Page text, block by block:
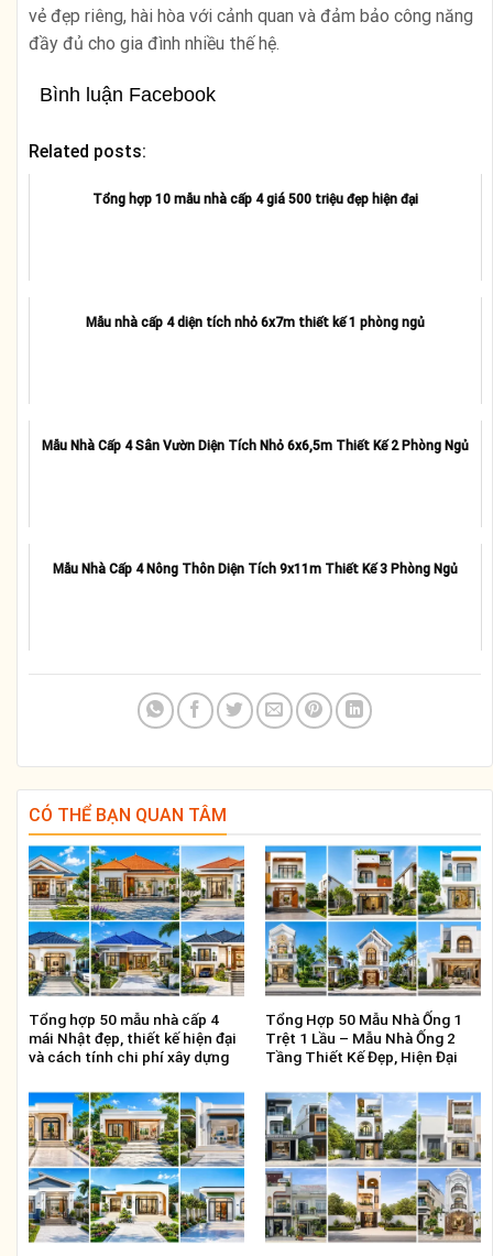
vẻ đẹp riêng, hài hòa với cảnh quan và đảm bảo công năng
đầy đủ cho gia đình nhiều thế hệ.
Bình luận Facebook
Related posts:
Tổng hợp 10 mẫu nhà cấp 4 giá 500 triệu đẹp hiện đại
Mẫu nhà cấp 4 diện tích nhỏ 6x7m thiết kế 1 phòng ngủ
Mẫu Nhà Cấp 4 Sân Vườn Diện Tích Nhỏ 6x6,5m Thiết Kế 2 Phòng Ngủ
Mẫu Nhà Cấp 4 Nông Thôn Diện Tích 9x11m Thiết Kế 3 Phòng Ngủ
CÓ THỂ BẠN QUAN TÂM
Tổng hợp 50 mẫu nhà cấp 4
mái Nhật đẹp, thiết kế hiện đại
và cách tính chi phí xây dựng
Tổng Hợp 50 Mẫu Nhà Ống 1
Trệt 1 Lầu – Mẫu Nhà Ống 2
Tầng Thiết Kế Đẹp, Hiện Đại